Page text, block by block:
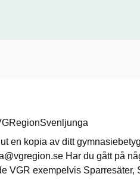
en kopia av ditt
Har du gått på
VGR exempelvis Sparresäter,